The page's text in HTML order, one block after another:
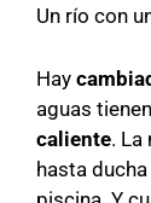
Un río con
Hay
aguas tienen
caliente. La
hasta